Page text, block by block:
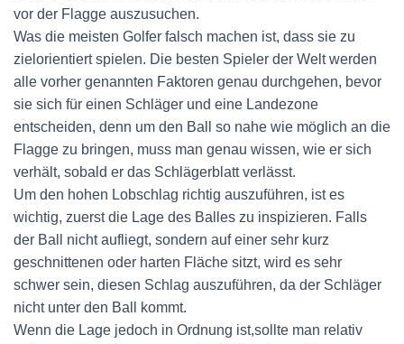
vor der Flagge auszusuchen.
Was die meisten Golfer falsch machen ist, dass sie zu
zielorientiert spielen. Die besten Spieler der Welt werden
alle vorher genannten Faktoren genau durchgehen, bevor
sie sich für einen Schläger und eine Landezone
entscheiden, denn um den Ball so nahe wie möglich an die
Flagge zu bringen, muss man genau wissen, wie er sich
verhält, sobald er das Schlägerblatt verlässt.
Um den hohen Lobschlag richtig auszuführen, ist es
wichtig, zuerst die Lage des Balles zu inspizieren. Falls
der Ball nicht aufliegt, sondern auf einer sehr kurz
geschnittenen oder harten Fläche sitzt, wird es sehr
schwer sein, diesen Schlag auszuführen, da der Schläger
nicht unter den Ball kommt.
Wenn die Lage jedoch in Ordnung ist,sollte man relativ